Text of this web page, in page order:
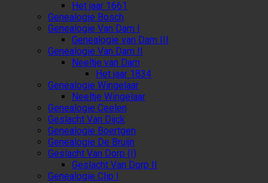
Het jaar 1661
Genealogie Bosch
Genealogie Van Dam I
Genealogie van Dam III
Genealogie Van Dam II
Neeltje van Dam
Het jaar 1834
Genealogie Wingelaar
Neeltje Wingelaar
Genealogie Ceelen
Geslacht Van Dijck
Genealogie Boertgen
Genealogie De Bruijn
Geslacht Van Dorp (I)
Geslacht Van Dorp II
Genealogie Clip I